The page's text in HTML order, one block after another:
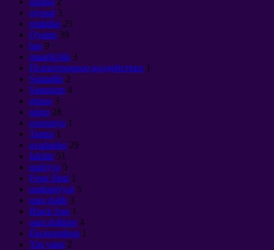
siyasət 3
praktika 25
Oyanış 39
baş 9
maarifçilik 3
Психотронное воздействие 1
Samadhi 2
Satanizm 4
günəş 3
qürrə 28
essensiya 1
Tantra 1
avadanlıq 29
faktlar 51
maliyyə 5
Feng Shui 1
mədəniyyət 5
qara dəlik 3
Black Sun 1
qara dəliklər 4
Ekonomikon 1
Yin yang 2